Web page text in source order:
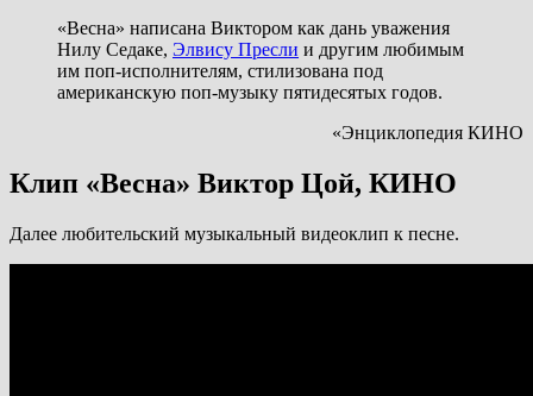
«Весна» написана Виктором как дань уважения
Нилу Седаке, Элвису Пресли и другим любимым
им поп-исполнителям, стилизована под
американскую поп-музыку пятидесятых годов.
«Энциклопедия КИНО
Клип «Весна» Виктор Цой, КИНО
Далее любительский музыкальный видеоклип к песне.